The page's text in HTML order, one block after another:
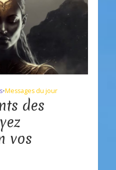
•Messages du jour
des
vos